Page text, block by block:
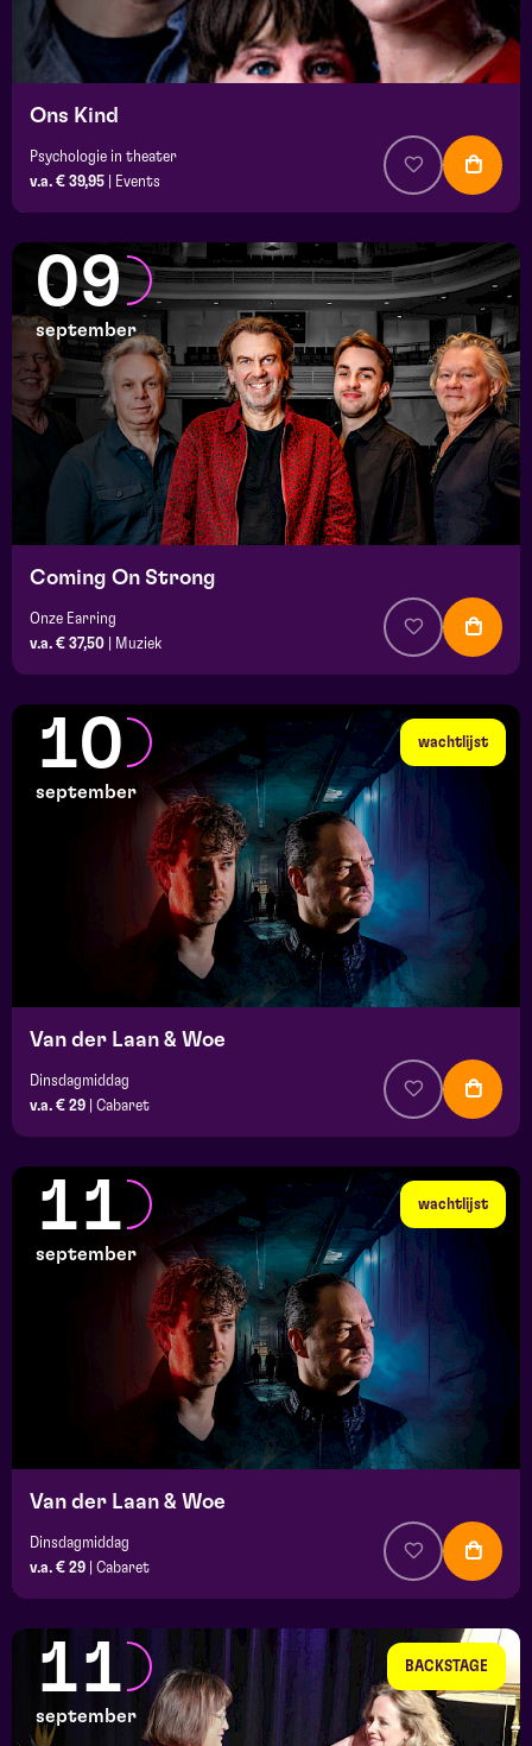
Ons Kind
Psychologie in theater
v.a. € 39,95
Events
09
september
Coming On Strong
Onze Earring
v.a. € 37,50
Muziek
wachtlijst
10
september
Van der Laan & Woe
Dinsdagmiddag
v.a. € 29
Cabaret
wachtlijst
11
september
Van der Laan & Woe
Dinsdagmiddag
v.a. € 29
Cabaret
BACKSTAGE
11
september